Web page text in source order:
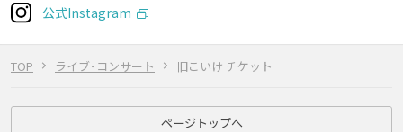
TOP ライブ･コンサート 旧こいけ チケット
公式Instagram
ページトップへ